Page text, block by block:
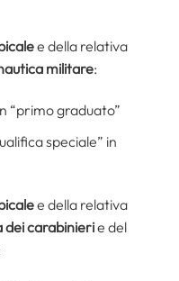
e della relativa
militare:
“primo graduato”
speciale” in
e della relativa
dei carabinierie del